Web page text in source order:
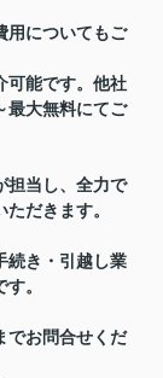
用についてもご
可能です。他社
最大無料にてご
担当し、全力で
だきます。
続き・引越し業
。
でお問合せくだ